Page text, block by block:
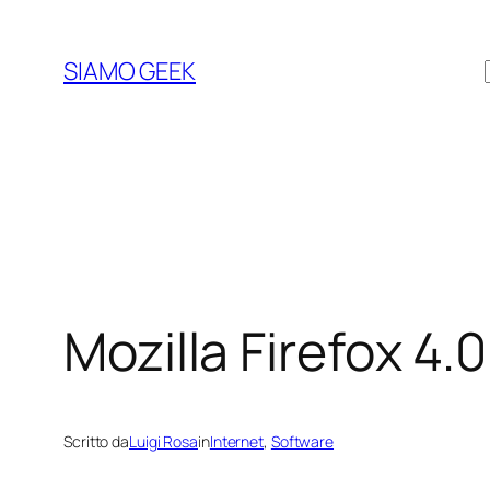
contenuto
SIAMO GEEK
Mozilla Firefox 4.0
Scritto daLuigi RosainInternet, Software